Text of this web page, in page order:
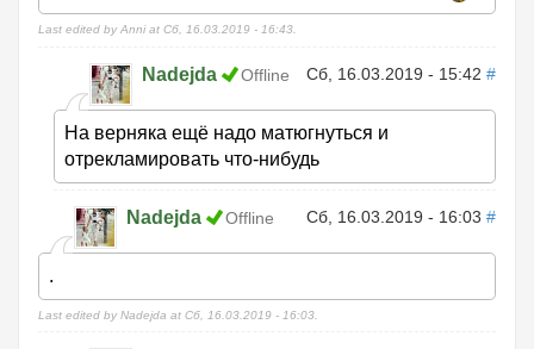
Last edited by Anni at Сб, 16.03.2019 - 16:43.
Nadejda Offline Сб, 16.03.2019 - 15:42 #
На верняка ещё надо матюгнуться и
отрекламировать что-нибудь
Nadejda Offline Сб, 16.03.2019 - 16:03 #
.
Last edited by Nadejda at Сб, 16.03.2019 - 16:03.